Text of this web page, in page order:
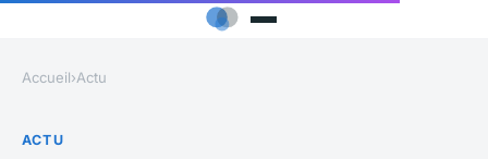
Accueil›Actu
ACTU